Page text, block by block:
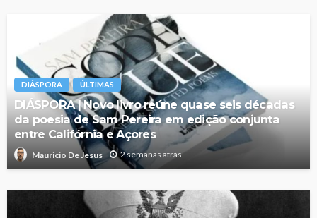
DIÁSPORA ÚLTIMAS
DIÁSPORA | Novo livro reúne quase seis décadas
da poesia de Sam Pereira em edição conjunta
entre Califórnia e Açores
Mauricio De Jesus 2 semanas atrás